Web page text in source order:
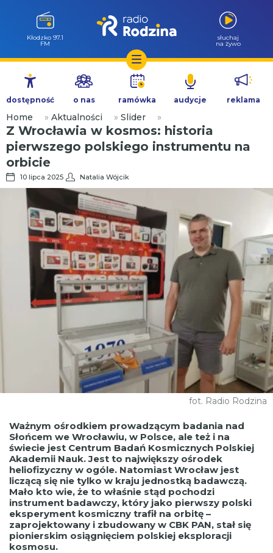
Przejdź
treści
Wołów 99.6
FM
słuchaj
na żywo
dostępność o nas ramówka audycje reklama
Home » Aktualności » Slider »
Z Wrocławia w kosmos: historia
pierwszego polskiego instrumentu na
orbicie
10 lipca 2025 Natalia Wójcik
fot. Radio Rodzina
Ważnym ośrodkiem prowadzącym badania nad
Słońcem we Wrocławiu, w Polsce, ale też i na
świecie jest Centrum Badań Kosmicznych Polskiej
Akademii Nauk. Jest to największy ośrodek
heliofizyczny w ogóle. Natomiast Wrocław jest
liczącą się nie tylko w kraju jednostką badawczą.
Mało kto wie, że to właśnie stąd pochodzi
instrument badawczy, który jako pierwszy polski
eksperyment kosmiczny trafił na orbitę –
zaprojektowany i zbudowany w CBK PAN, stał się
pionierskim osiągnięciem polskiej eksploracji
kosmosu.